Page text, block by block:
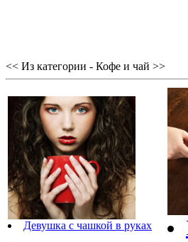
<< Из категории - Кофе и чай >>
Девушка с чашкой в руках